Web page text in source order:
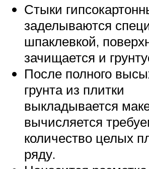
Стыки
заделываются
шпаклевкой,
зачищается и
После полного
грунта из плитки
выкладывается
вычисляется
количество целых
ряду.